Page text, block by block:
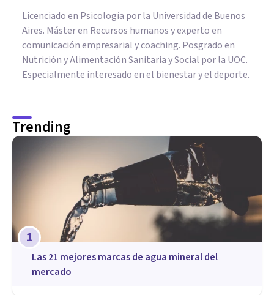
Licenciado en Psicología por la Universidad de Buenos
Aires. Máster en Recursos humanos y experto en
comunicación empresarial y coaching. Posgrado en
Nutrición y Alimentación Sanitaria y Social por la UOC.
Especialmente interesado en el bienestar y el deporte.
Trending
1
Las 21 mejores marcas de agua mineral del
mercado